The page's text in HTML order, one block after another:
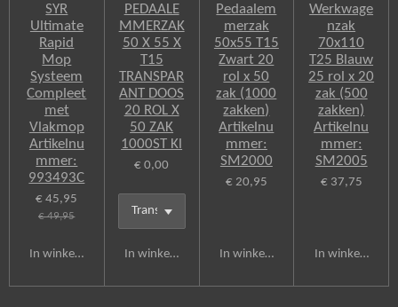
SYR
Ultimate
Rapid
Mop
Systeem
Compleet
met
Vlakmop
Artikelnu
mmer:
993493C
€ 45,95
€ 49,95
In winkelwagen
PEDAALE
MMERZAK
50 X 55 X
T15
TRANSPAR
ANT DOOS
20 ROL X
50 ZAK
1000ST Kl
€ 0,00
In winkelwagen
Pedaalem
merzak
50x55 T15
Zwart 20
rol x 50
zak (1000
zakken)
Artikelnu
mmer:
SM2000
€ 20,95
In winkelwagen
Werkwage
nzak
70x110
T25 Blauw
25 rol x 20
zak (500
zakken)
Artikelnu
mmer:
SM2005
€ 37,75
In winkelwagen